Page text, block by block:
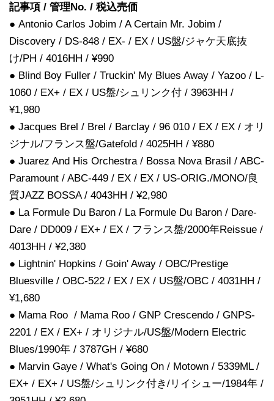
記事項 / 管理No. / 税込売価
● Antonio Carlos Jobim / A Certain Mr. Jobim /
Discovery / DS-848 / EX- / EX / US盤/ジャケ天底抜
け/PH / 4016HH / ¥990
● Blind Boy Fuller / Truckin' My Blues Away / Yazoo / L-
1060 / EX+ / EX / US盤/シュリンク付 / 3963HH /
¥1,980
● Jacques Brel / Brel / Barclay / 96 010 / EX / EX / オリ
ジナル/フランス盤/Gatefold / 4025HH / ¥880
● Juarez And His Orchestra / Bossa Nova Brasil / ABC-
Paramount / ABC-449 / EX / EX / US-ORIG./MONO/良
質JAZZ BOSSA / 4043HH / ¥2,980
● La Formule Du Baron / La Formule Du Baron / Dare-
Dare / DD009 / EX+ / EX / フランス盤/2000年Reissue /
4013HH / ¥2,380
● Lightnin' Hopkins / Goin' Away / OBC/Prestige
Bluesville / OBC-522 / EX / EX / US盤/OBC / 4031HH /
¥1,680
● Mama Roo / Mama Roo / GNP Crescendo / GNPS-
2201 / EX / EX+ / オリジナル/US盤/Modern Electric
Blues/1990年 / 3787GH / ¥680
● Marvin Gaye / What's Going On / Motown / 5339ML /
EX+ / EX+ / US盤/シュリンク付き/リイシュー/1984年 /